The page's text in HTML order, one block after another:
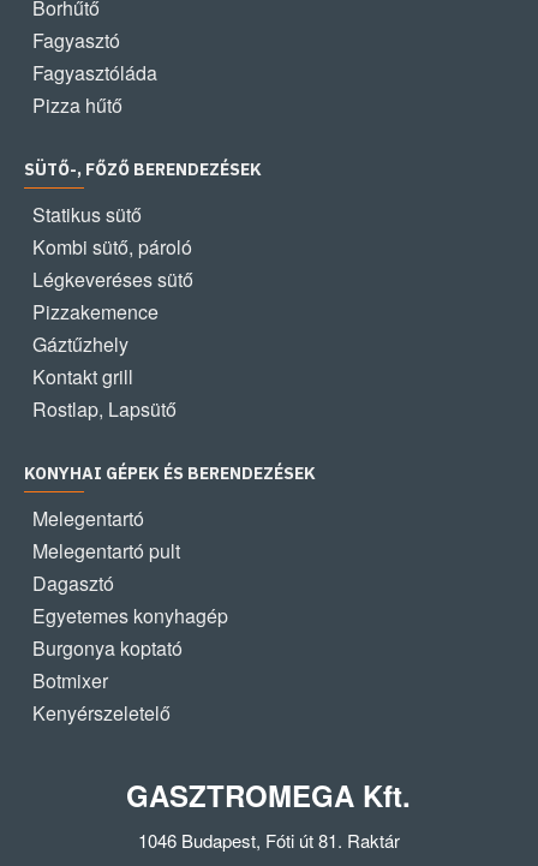
Borhűtő
Fagyasztó
Fagyasztóláda
Pizza hűtő
SÜTŐ-, FŐZŐ BERENDEZÉSEK
Statikus sütő
Kombi sütő, pároló
Légkeveréses sütő
Pizzakemence
Gáztűzhely
Kontakt grill
Rostlap, Lapsütő
KONYHAI GÉPEK ÉS BERENDEZÉSEK
Melegentartó
Melegentartó pult
Dagasztó
Egyetemes konyhagép
Burgonya koptató
Botmixer
Kenyérszeletelő
GASZTROMEGA Kft.
1046 Budapest, Fóti út 81. Raktár